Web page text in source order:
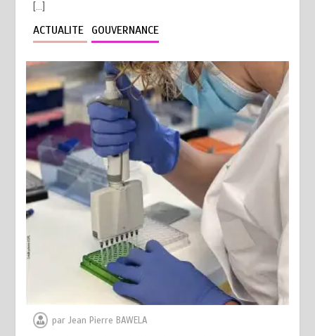
ACTUALITE GOUVERNANCE
parJean Pierre BAWELA